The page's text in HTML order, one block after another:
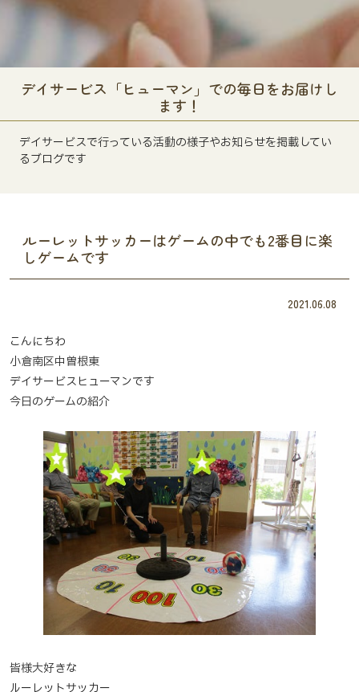
デイサービス「ヒューマン」での毎日をお届けし
ます！
デイサービスで行っている活動の様子やお知らせを掲載してい
るブログです
ルーレットサッカーはゲームの中でも2番目に楽
しゲームです
2021.06.08
こんにちわ
小倉南区中曽根東
デイサービスヒューマンです
今日のゲームの紹介
皆様大好きな